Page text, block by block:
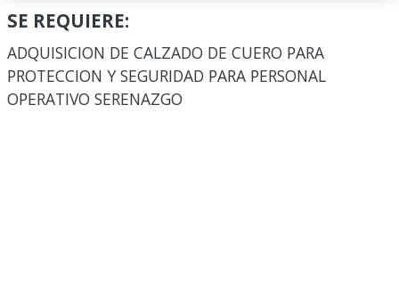
SE REQUIERE:
ADQUISICION DE CALZADO DE CUERO PARA
PROTECCION Y SEGURIDAD PARA PERSONAL
OPERATIVO SERENAZGO